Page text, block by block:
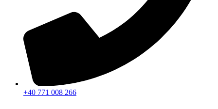
+40 771 008 266